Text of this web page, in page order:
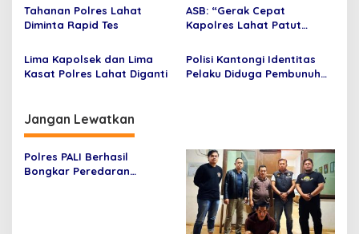
Tahanan Polres Lahat
Diminta Rapid Tes
ASB: “Gerak Cepat
Kapolres Lahat Patut
Lima Kapolsek dan Lima
Kasat Polres Lahat Diganti
Polisi Kantongi Identitas
Pelaku Diduga Pembunuh
Jangan Lewatkan
Polres PALI Berhasil
Bongkar Peredaran